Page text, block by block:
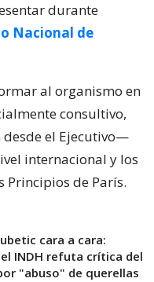
durante
Nacional de
al organismo en
consultivo,
el Ejecutivo—
internacional y los
Principios de París.
cara a cara:
INDH refuta crítica del
"abuso" de querellas